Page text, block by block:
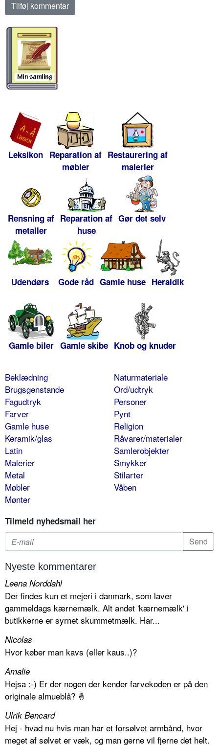
Leksikon Reparation af
møbler
Restaurering af
malerier
Rensning af
metaller
Reparation af
huse
Gør det selv
Udendørs Gode råd Gamle huse Heraldik
Gamle biler Gamle skibe Knob og knuder
Beklædning
Brugsgenstande
Fagudtryk
Farver
Gamle huse
Keramik/glas
Latin
Malerier
Metal
Møbler
Mønter
Naturmateriale
Ord/udtryk
Personer
Pynt
Religion
Råvarer/materialer
Samlerobjekter
Smykker
Stilarter
Våben
Tilmeld nyhedsmail her
Nyeste kommentarer
Leena Norddahl
Der findes kun et mejeri i danmark, som laver
gammeldags kærnemælk. Alt andet 'kærnemælk' i
butikkerne er syrnet skummetmælk. Har...
Nicolas
Hvor køber man kavs (eller kaus..)?
Amalie
Hejsa :-) Er der nogen der kender farvekoden er på den
originale almueblå? 🤞
Ulrik Bencard
Hej - hvad nu hvis man har et forsølvet armbånd, hvor
meget af sølvet er væk, og man gerne vil fjerne det helt.